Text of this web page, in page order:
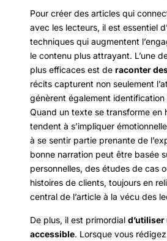
Pour créer des articles qui
avec les lecteurs, il est essentiel
techniques qui augmentent
le contenu plus attrayant. L’une
plus efficaces est de raconter
récits capturent non seulement
génèrent également identification
Quand un texte se transforme en
tendent à s’impliquer
à se sentir partie prenante de
bonne narration peut être basée
personnelles, des études de cas
histoires de clients, toujours en
central de l’article à la vécu des
De plus, il est primordial
accessible. Lorsque vous